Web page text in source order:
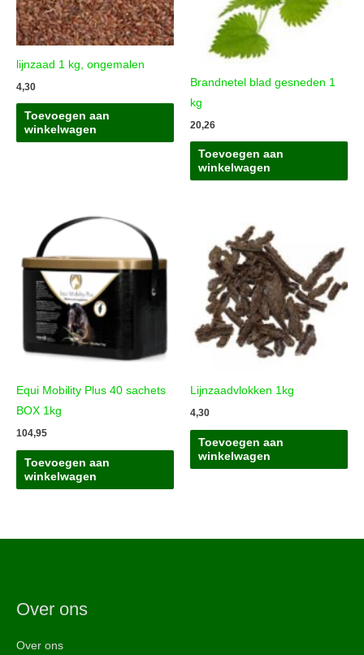
lijnzaad 1 kg, ongemalen
4,30
Toevoegen aan
winkelwagen
Brandnetel blad gesneden 1
kg
20,26
Toevoegen aan
winkelwagen
Equi Mobility Plus 40 sachets
BOX 1kg
104,95
Toevoegen aan
winkelwagen
Lijnzaadvlokken 1kg
4,30
Toevoegen aan
winkelwagen
Over ons
Over ons